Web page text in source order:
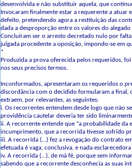
desenvolvida e não substituir aquela, que
Invocaram finalmente estar a requerente a atuar
defeito, pretendendo agora a restituição das
dada a desproporção entre os valores do
Concluíram ser o arresto decretado nulo por
julgada procedente a oposição, impondo-se em
*
Produzida a prova oferecida pelos requeridos,
nos seus precisos termos.
Inconformados, apresentaram os requeridos o
discordância com o decidido formularam a final,
extraem, por relevantes, as seguintes:
i. Os recorrentes entendem desde logo que não
providência cautelar deveria ter sido
ii. A recorrente entende que “a probabilidade da
incumprimento, que a recorrida tivesse sofrido
iii. A recorrida (…) fez a revogação do contrato
efetuada é vaga, conclusiva, e nada
iv. A recorrida (…), de má fé, porque sem
sabendo que a recorrente desconhecia as suas